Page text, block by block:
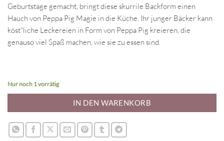
Geburtstage gemacht, bringt diese skurrile Backform einen
Hauch von Peppa Pig Magie in die Küche. Ihr junger Bäcker kann
köst“liche Leckereien in Form von Peppa Pig kreieren, die
genauso viel Spaß machen, wie sie zu essen sind.
Nur noch 1 vorrätig
IN DEN WARENKORB